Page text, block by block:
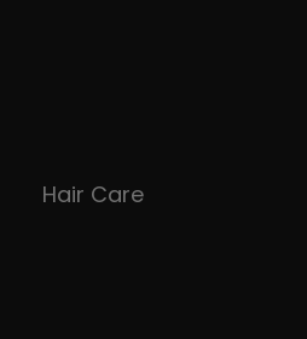
Hair Care